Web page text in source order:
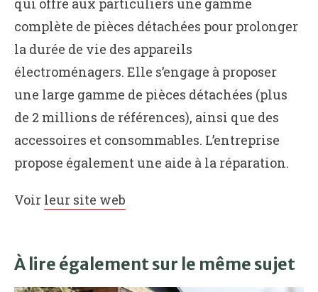
complète de pièces détachées pour prolonger
la durée de vie des appareils
électroménagers. Elle s’engage à proposer
une large gamme de pièces détachées (plus
de 2 millions de références), ainsi que des
accessoires et consommables. L’entreprise
propose également une aide à la réparation.
Voir leur site web
À lire également sur le même sujet